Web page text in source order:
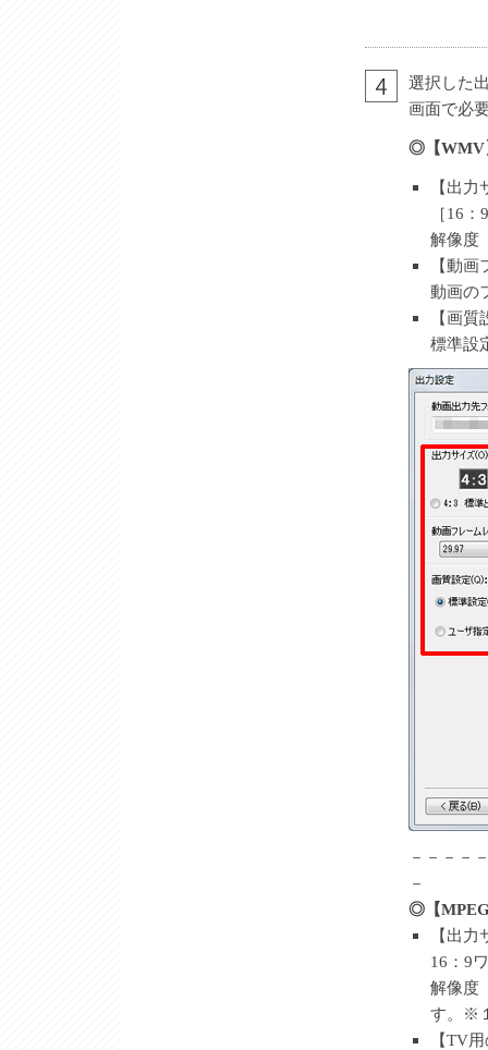
選択した
画面で必
◎【WMV
【出
［16
解像度
【動
動画の
【画質
標準設
－－－－
－
◎【
【出
16：9
解像度
す。※
【TV